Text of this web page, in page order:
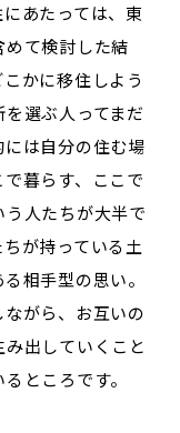
あたっては、東
て検討した結
かに移住しよう
選ぶ人ってまだ
は自分の住む場
暮らす、ここで
人たちが大半で
が持っている土
相手型の思い。
がら、お互いの
出していくこと
ところです。